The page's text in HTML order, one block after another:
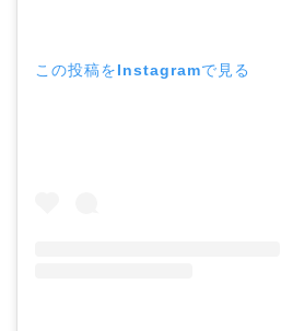
この投稿をInstagramで見る